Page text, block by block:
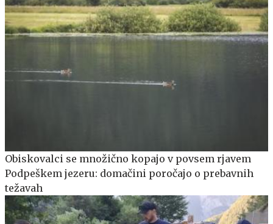
Obiskovalci se množično kopajo v povsem rjavem
Podpeškem jezeru: domačini poročajo o prebavnih
težavah